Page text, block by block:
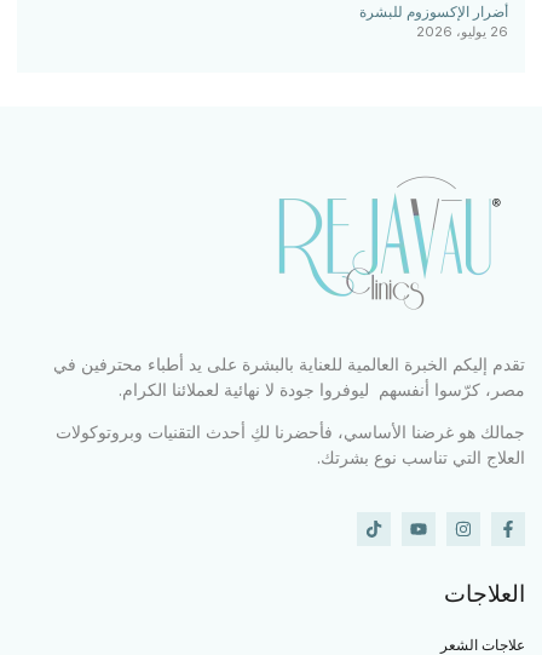
أضرار الإكسوزوم للبشرة
26 يوليو، 2026
تقدم إليكم الخبرة العالمية للعناية بالبشرة على يد أطباء محترفين في
مصر، كرّسوا أنفسهم ليوفروا جودة لا نهائية لعملائنا الكرام.
جمالك هو غرضنا الأساسي، فأحضرنا لكِ أحدث التقنيات وبروتوكولات
العلاج التي تناسب نوع بشرتك.
العلاجات
علاجات الشعر